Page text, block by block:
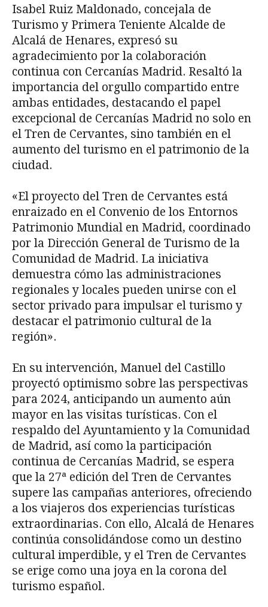
Isabel Ruiz Maldonado, concejala de
Turismo y Primera Teniente Alcalde de
Alcalá de Henares, expresó su
agradecimiento por la colaboración
continua con Cercanías Madrid. Resaltó la
importancia del orgullo compartido entre
ambas entidades, destacando el papel
excepcional de Cercanías Madrid no solo en
el Tren de Cervantes, sino también en el
aumento del turismo en el patrimonio de la
ciudad.
«El proyecto del Tren de Cervantes está
enraizado en el Convenio de los Entornos
Patrimonio Mundial en Madrid, coordinado
por la Dirección General de Turismo de la
Comunidad de Madrid. La iniciativa
demuestra cómo las administraciones
regionales y locales pueden unirse con el
sector privado para impulsar el turismo y
destacar el patrimonio cultural de la
región».
En su intervención, Manuel del Castillo
proyectó optimismo sobre las perspectivas
para 2024, anticipando un aumento aún
mayor en las visitas turísticas. Con el
respaldo del Ayuntamiento y la Comunidad
de Madrid, así como la participación
continua de Cercanías Madrid, se espera
que la 27ª edición del Tren de Cervantes
supere las campañas anteriores, ofreciendo
a los viajeros dos experiencias turísticas
extraordinarias. Con ello, Alcalá de Henares
continúa consolidándose como un destino
cultural imperdible, y el Tren de Cervantes
se erige como una joya en la corona del
turismo español.